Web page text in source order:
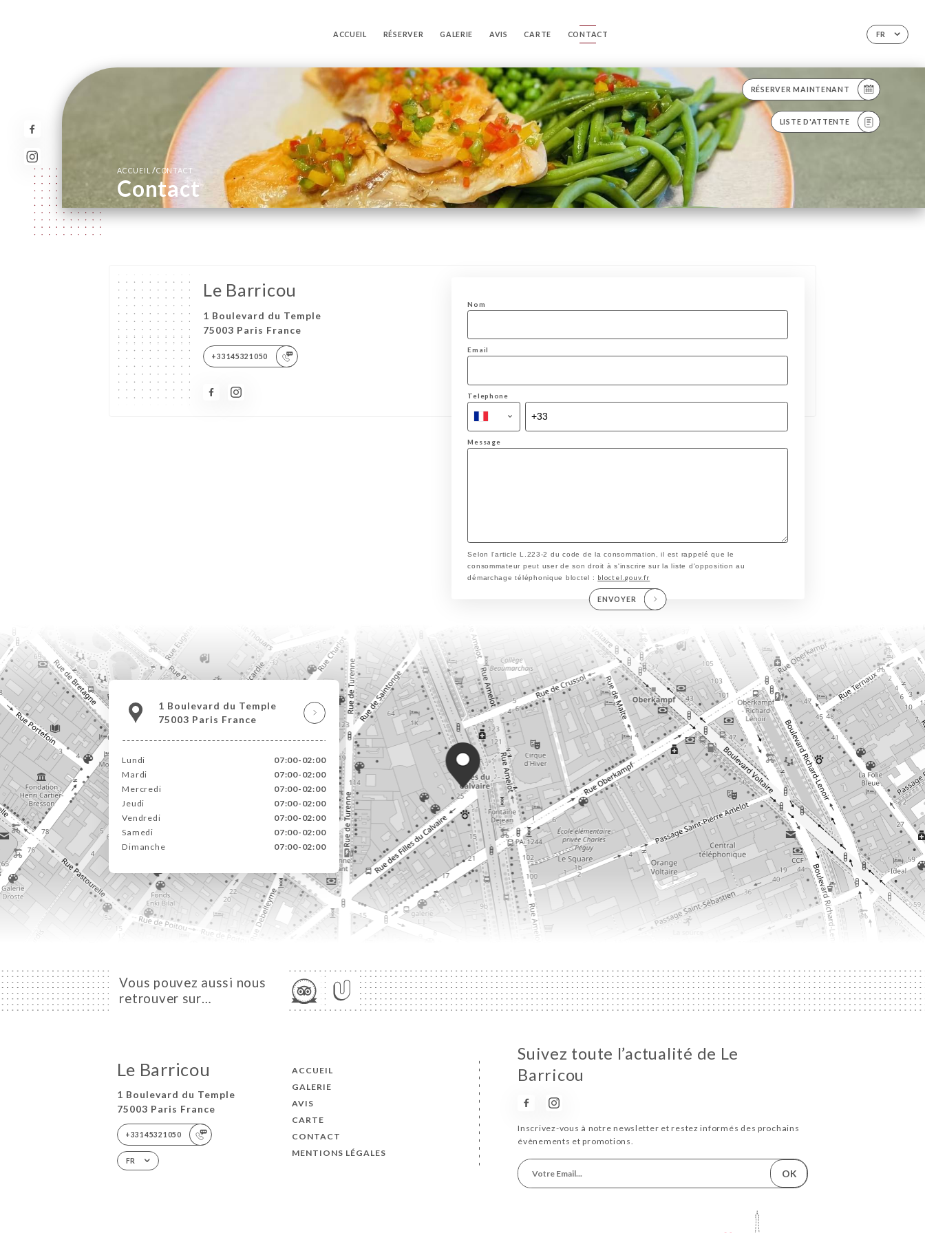
FR
ACCUEIL RÉSERVER GALERIE AVIS CARTE CONTACT
RÉSERVER MAINTENANT
LISTE D'ATTENTE
ACCUEIL/CONTACT
Contact
Le Barricou
1 Boulevard du Temple
75003 Paris France
+33145321050
Nom
Email
Telephone
Message
Selon l'article L.223-2 du code de la consommation, il est rappelé que le
consommateur peut user de son droit à s'inscrire sur la liste d'opposition au
démarchage téléphonique bloctel : bloctel.gouv.fr
ENVOYER
1 Boulevard du Temple
75003 Paris France
Lundi
07:00-02:00
Mardi
07:00-02:00
Mercredi
07:00-02:00
Jeudi
07:00-02:00
Vendredi
07:00-02:00
Samedi
07:00-02:00
Dimanche
07:00-02:00
Vous pouvez aussi nous
retrouver sur…
Le Barricou
1 Boulevard du Temple
75003 Paris France
+33145321050
FR
ACCUEIL
GALERIE
AVIS
CARTE
CONTACT
MENTIONS LÉGALES
Suivez toute l’actualité de Le
Barricou
Inscrivez-vous à notre newsletter et restez informés des prochains
évènements et promotions.
OK